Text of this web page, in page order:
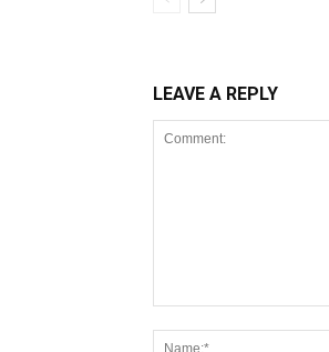
LEAVE A REPLY